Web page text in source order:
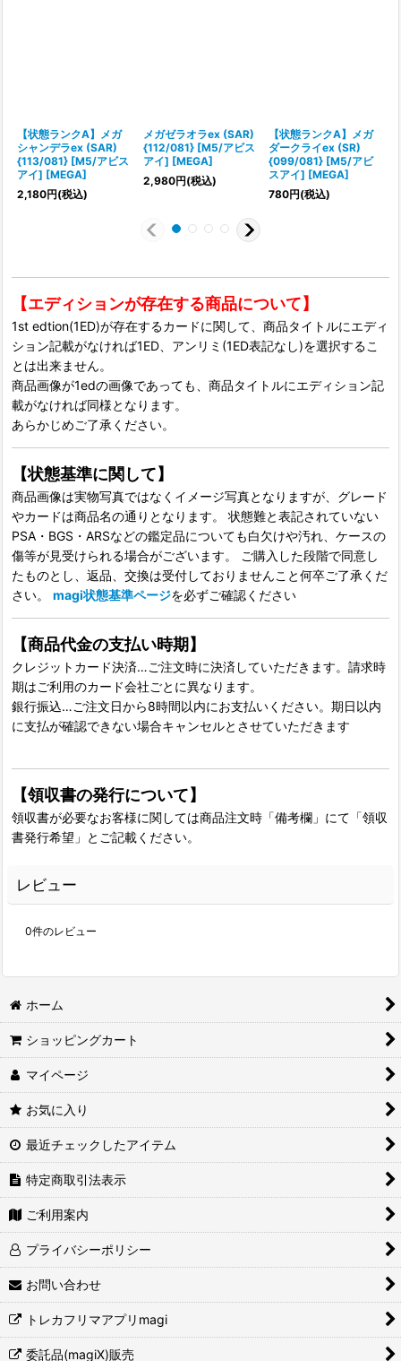
【状態ランクA】メガ
シャンデラex (SAR)
{113/081} [M5/アビス
アイ] [MEGA]
2,180円(税込)
メガゼラオラex (SAR)
{112/081} [M5/アビス
アイ] [MEGA]
2,980円(税込)
【状態ランクA】メガ
ダークライex (SR)
{099/081} [M5/アビ
スアイ] [MEGA]
780円(税込)
【エディションが存在する商品について】
1st edtion(1ED)が存在するカードに関して、商品タイトルにエディ
ション記載がなければ1ED、アンリミ(1ED表記なし)を選択するこ
とは出来ません。
商品画像が1edの画像であっても、商品タイトルにエディション記
載がなければ同様となります。
あらかじめご了承ください。
【状態基準に関して】
商品画像は実物写真ではなくイメージ写真となりますが、グレード
やカードは商品名の通りとなります。 状態難と表記されていない
PSA・BGS・ARSなどの鑑定品についても白欠けや汚れ、ケースの
傷等が見受けられる場合がございます。 ご購入した段階で同意し
たものとし、返品、交換は受付しておりませんこと何卒ご了承くだ
さい。 magi状態基準ページを必ずご確認ください
【商品代金の支払い時期】
クレジットカード決済…ご注文時に決済していただきます。請求時
期はご利用のカード会社ごとに異なります。
銀行振込…ご注文日から8時間以内にお支払いください。期日以内
に支払が確認できない場合キャンセルとさせていただきます
【領収書の発行について】
領収書が必要なお客様に関しては商品注文時「備考欄」にて「領収
書発行希望」とご記載ください。
レビュー
0件のレビュー
ホーム
ショッピングカート
マイページ
お気に入り
最近チェックしたアイテム
特定商取引法表示
ご利用案内
プライバシーポリシー
お問い合わせ
トレカフリマアプリmagi
委託品(magiX)販売